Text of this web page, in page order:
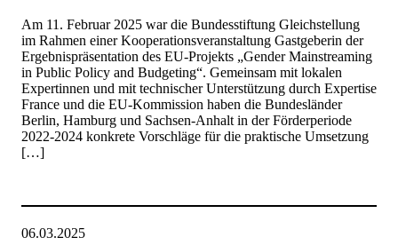
Am 11. Februar 2025 war die Bundesstiftung Gleichstellung
im Rahmen einer Kooperationsveranstaltung Gastgeberin der
Ergebnispräsentation des EU-Projekts „Gender Mainstreaming
in Public Policy and Budgeting“. Gemeinsam mit lokalen
Expertinnen und mit technischer Unterstützung durch Expertise
France und die EU-Kommission haben die Bundesländer
Berlin, Hamburg und Sachsen-Anhalt in der Förderperiode
2022-2024 konkrete Vorschläge für die praktische Umsetzung
[…]
06.03.2025